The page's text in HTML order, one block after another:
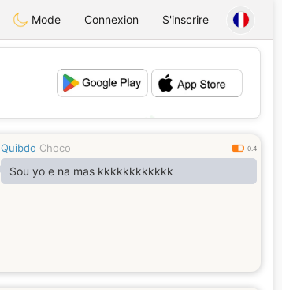
Mode Connexion S'inscrire
Quibdo Choco 0.4
Sou yo e na mas kkkkkkkkkkkk